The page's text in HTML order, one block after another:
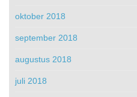
oktober 2018
september 2018
augustus 2018
juli 2018